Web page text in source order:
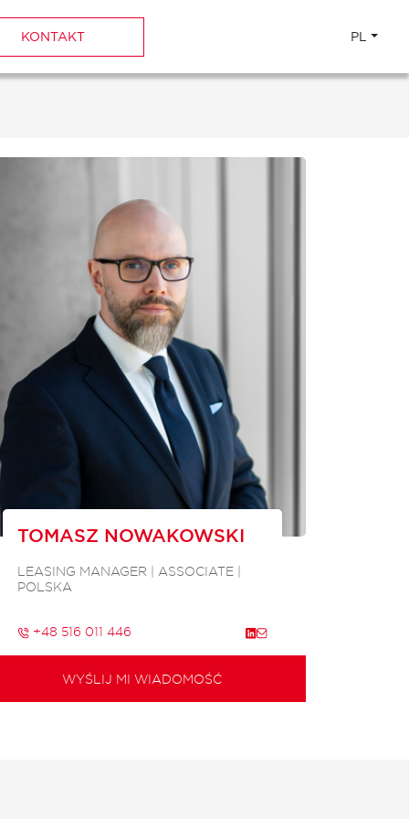
KONTAKT PL
TOMASZ NOWAKOWSKI
LEASING MANAGER | ASSOCIATE |
POLSKA
+48 516 011 446
WYŚLIJ MI WIADOMOŚĆ